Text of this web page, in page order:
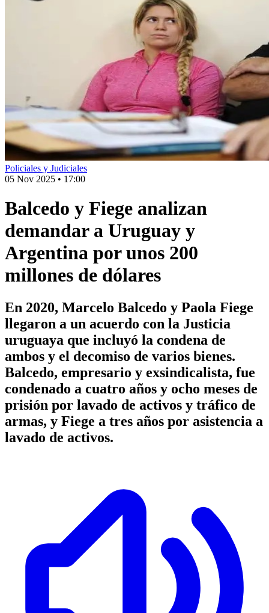
Policiales y Judiciales
05 Nov 2025 • 17:00
Balcedo y Fiege analizan
demandar a Uruguay y
Argentina por unos 200
millones de dólares
En 2020, Marcelo Balcedo y Paola Fiege
llegaron a un acuerdo con la Justicia
uruguaya que incluyó la condena de
ambos y el decomiso de varios bienes.
Balcedo, empresario y exsindicalista, fue
condenado a cuatro años y ocho meses de
prisión por lavado de activos y tráfico de
armas, y Fiege a tres años por asistencia a
lavado de activos.